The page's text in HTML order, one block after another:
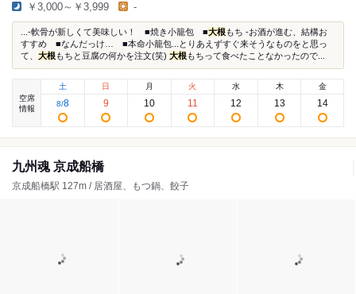
￥3,000～￥3,999 -
...-軟骨が新しくて美味しい！ ■焼き小籠包 ■大根もち -お酒が進む、結構お
すすめ ■なんだっけ… ■本命小籠包...とりあえずすぐ来そうなものをと思っ
て、 大根もちと豆腐の何かを注文(笑) 大根もちって食べたことなかったので...
空席
情報
土
8/8
日
9
月
10
火
11
水
12
木
13
金
14
九州魂 京成船橋
京成船橋駅 127m / 居酒屋、もつ鍋、餃子